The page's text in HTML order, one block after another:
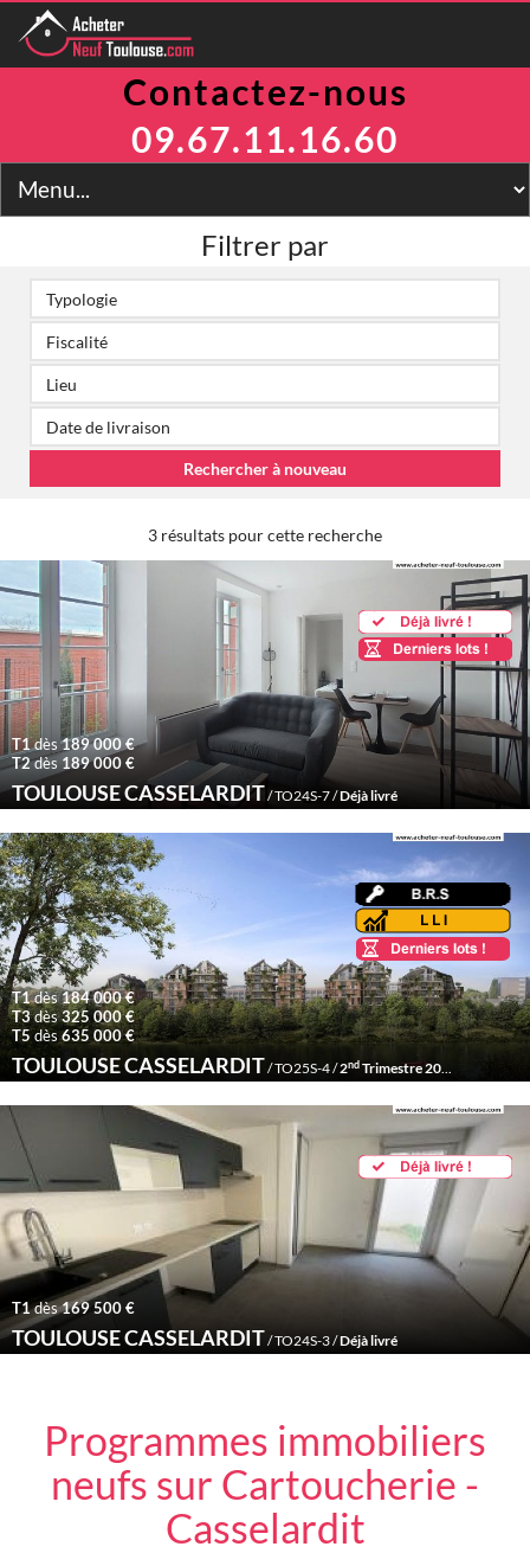
BRS
LMNP
Toulouse
Financement
Simulateur
Prix m2
Contact
Contactez-nous
09.67.11.16.60
Filtrer par
3 résultats pour cette recherche
T1dès189 000 €
T2dès 189 000 €
TOULOUSE CASSELARDIT/ TO24S-7 /Déjà livré
T1dès184 000 €
T3dès325 000 €
T5dès635 000 €
TOULOUSE CASSELARDIT/ TO25S-4 /2ndTrimestre 2027
T1dès169 500 €
TOULOUSE CASSELARDIT/ TO24S-3 /Déjà livré
Programmes immobiliers
neufs sur Cartoucherie -
Casselardit